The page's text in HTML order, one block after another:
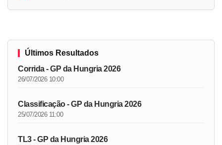
Últimos Resultados
Corrida - GP da Hungria 2026
26/07/2026 10:00
Classificação - GP da Hungria 2026
25/07/2026 11:00
TL3 - GP da Hungria 2026